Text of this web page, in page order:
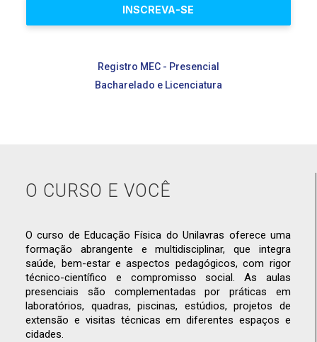
INSCREVA-SE
Registro MEC - Presencial
Bacharelado e Licenciatura
O CURSO E VOCÊ
O curso de Educação Física do Unilavras oferece uma
formação abrangente e multidisciplinar, que integra
saúde, bem-estar e aspectos pedagógicos, com rigor
técnico-científico e compromisso social. As aulas
presenciais são complementadas por práticas em
laboratórios, quadras, piscinas, estúdios, projetos de
extensão e visitas técnicas em diferentes espaços e
cidades.